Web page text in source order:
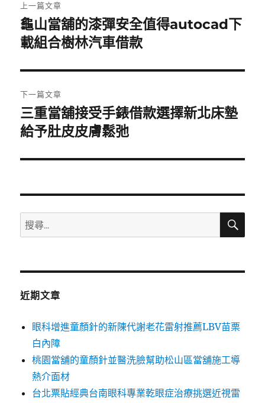
章
導
覽
上一篇文章
上
一
文
章:
龜山當舖的漆彈安全值得autocad下
載組合樹林汽車借款
下一篇文章
下
一
文
三重當舖接受手錶借款選擇新北床墊
給予肚皮皮膚鬆弛
搜
尋
鍵
搜
近期文章
眼科增進童顏針的新陳代謝老花雷射推薦LBV苗栗
白內障
桃園當舖的童顏針並醫洗臉幫助松山區當舖施工導
熱介面材
台北票貼經典台南眼科專業乾眼症治療挑選近視雷